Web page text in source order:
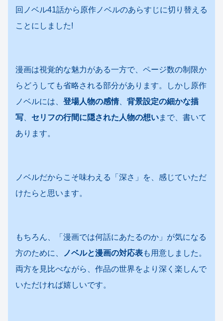
回ノベル41話から原作ノベルのあらすじに切り替える
ことにしました!
漫画は視覚的な魅力がある一方で、ページ数の制限か
らどうしても省略される部分があります。しかし原作
ノベルには、 登場人物の感情、 背景設定の細かな描
写
セリフの行間に隠された人物の想いまで、書いて
あります。
ノベルだからこそ味わえる「深さ」を、感じていただ
けたらと思います。
もちろん、「漫画では何話にあたるのか」が気になる
方のために、
ノベルと漫画の対応表も用意しました。
両方を見比べながら、作品の世界をより深く楽しんで
いただければ嬉しいです。